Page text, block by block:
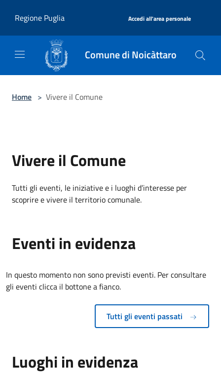
Regione Puglia
Accedi all'area personale
Comune di Noicàttaro
Home > Vivere il Comune
Vivere il Comune
Tutti gli eventi, le iniziative e i luoghi d’interesse per
scoprire e vivere il territorio comunale.
Eventi in evidenza
In questo momento non sono previsti eventi. Per consultare
gli eventi clicca il bottone a fianco.
Tutti gli eventi passati
Luoghi in evidenza